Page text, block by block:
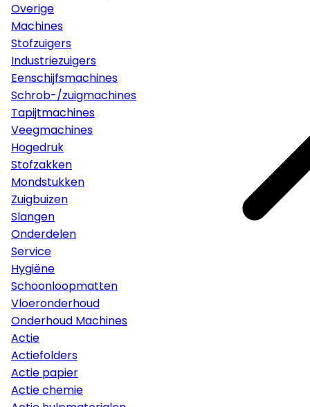
Overige
Machines
Stofzuigers
Industriezuigers
Eenschijfsmachines
Schrob-/zuigmachines
Tapijtmachines
Veegmachines
Hogedruk
Stofzakken
Mondstukken
Zuigbuizen
Slangen
Onderdelen
Service
Hygiëne
Schoonloopmatten
Vloeronderhoud
Onderhoud Machines
Actie
Actiefolders
Actie papier
Actie chemie